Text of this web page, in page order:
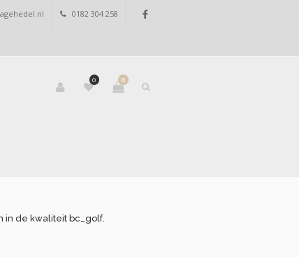
0182 304 258
0
0
in de kwaliteit bc_golf.